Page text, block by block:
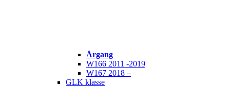
Årgang
W166 2011 -2019
W167 2018 –
GLK klasse